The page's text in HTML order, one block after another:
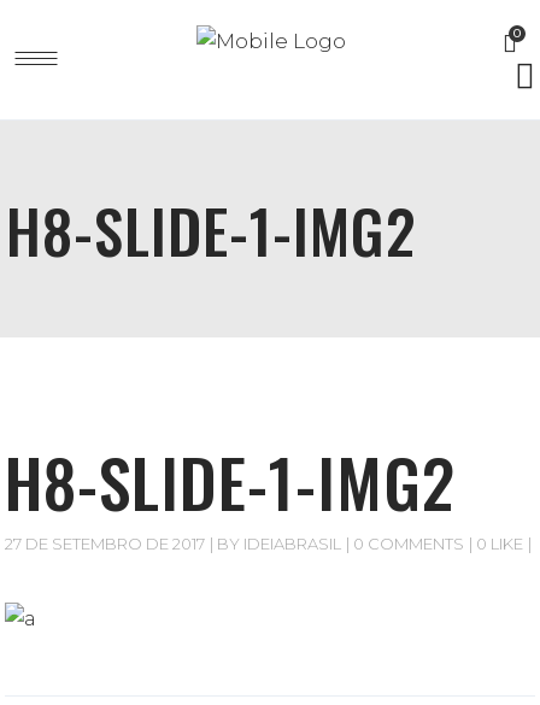
0
H8-SLIDE-1-IMG2
H8-SLIDE-1-IMG2
27 DE SETEMBRO DE 2017 BY IDEIABRASIL 0 COMMENTS 0 LIKE